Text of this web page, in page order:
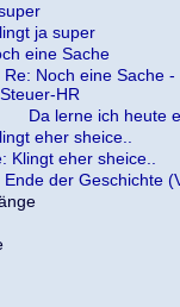
ja super
eine Sache
Re: Noch eine Sache
Steuer-HR
Da lerne ich heute
eher sheice..
Klingt eher sheice..
Ende der Geschichte